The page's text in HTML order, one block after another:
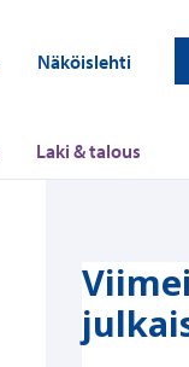
Näköislehti
Laki & talous